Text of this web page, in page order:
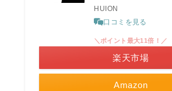
HUION
口コミを見る
Amazon
＼ポイント最大11倍！／
楽天市場